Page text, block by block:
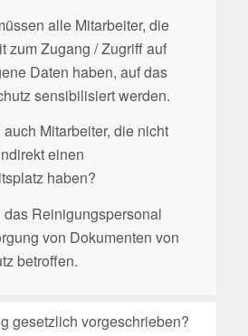
alle Mitarbeiter, die
zum Zugang / Zugriff auf
Daten haben, auf das
sensibilisiert werden.
Mitarbeiter, die nicht
einen
haben?
das Reinigungspersonal
von Dokumenten von
betroffen.
gesetzlich vorgeschrieben?